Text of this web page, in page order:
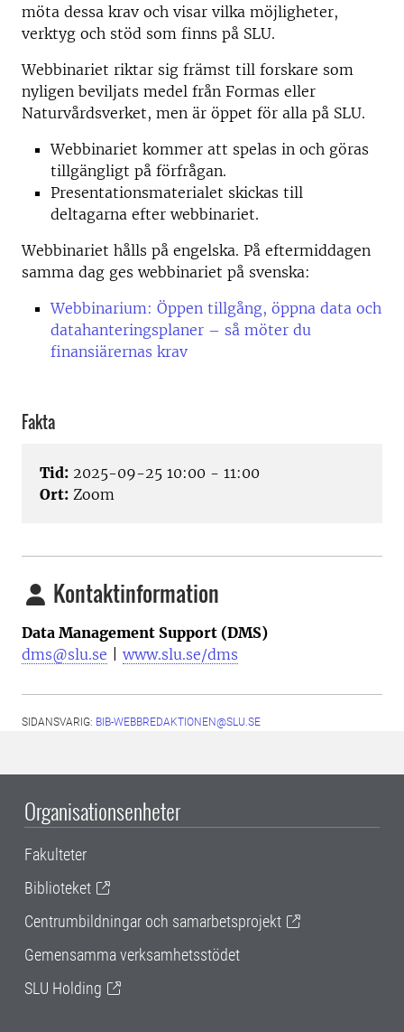
möta dessa krav och visar vilka möjligheter,
verktyg och stöd som finns på SLU.
Webbinariet riktar sig främst till forskare som
nyligen beviljats medel från Formas eller
Naturvårdsverket, men är öppet för alla på SLU.
Webbinariet kommer att spelas in och göras
tillgängligt på förfrågan.
Presentationsmaterialet skickas till
deltagarna efter webbinariet.
Webbinariet hålls på engelska. På eftermiddagen
samma dag ges webbinariet på svenska:
Webbinarium: Öppen tillgång, öppna data och
datahanteringsplaner – så möter du
finansiärernas krav
Fakta
Tid: 2025-09-25 10:00 - 11:00
Ort: Zoom
Kontaktinformation
Data Management Support (DMS)
dms@slu.se
www.slu.se/dms
SIDANSVARIG: BIB-WEBBREDAKTIONEN@SLU.SE
Organisationsenheter
Fakulteter
Biblioteket
Centrumbildningar och samarbetsprojekt
Gemensamma verksamhetsstödet
SLU Holding